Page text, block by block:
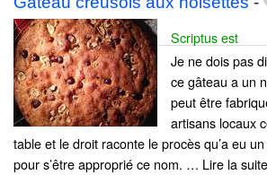
Scriptus est
Je ne dois pas
ce gâteau a un
peut être
artisans locaux
table et le droit raconte le procès qu’a eu
pour s’être approprié ce nom. … Lire la suite